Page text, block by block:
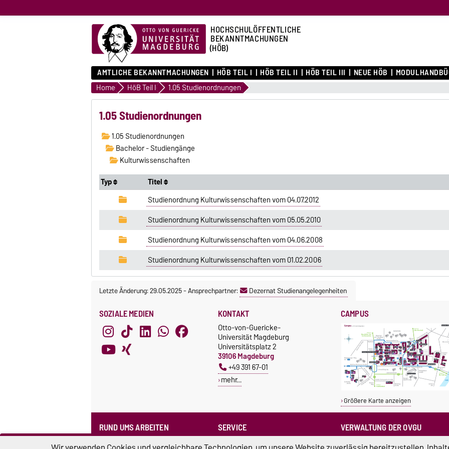
HOCHSCHULÖFFENTLICHE
BEKANNTMACHUNGEN
(HÖB)
AMTLICHE BEKANNTMACHUNGEN HÖB TEIL I HÖB TEIL II HÖB TEIL III NEUE HÖB
Home HöB Teil I 1.05 Studienordnungen
1.05 Studienordnungen
1.05 Studienordnungen
Bachelor - Studiengänge
Kulturwissenschaften
Typ
Titel
Studienordnung Kulturwissenschaften vom 04.07.2012
Studienordnung Kulturwissenschaften vom 05.05.2010
Studienordnung Kulturwissenschaften vom 04.06.2008
Studienordnung Kulturwissenschaften vom 01.02.2006
Letzte Änderung: 29.05.2025-Ansprechpartner: Dezernat Studienangelegenheiten
SOZIALE MEDIEN KONTAKT
Otto-von-Guericke-
Universität Magdeburg
Universitätsplatz 2
39106 Magdeburg
+49 391 67-01
mehr…
CAMPUS
Größere Karte anzeigen
RUND UMS ARBEITEN
Formularpool
SERVICE
Notrufnummern der Universität
VERWALTUNG DER OVGU
Kanzlerin